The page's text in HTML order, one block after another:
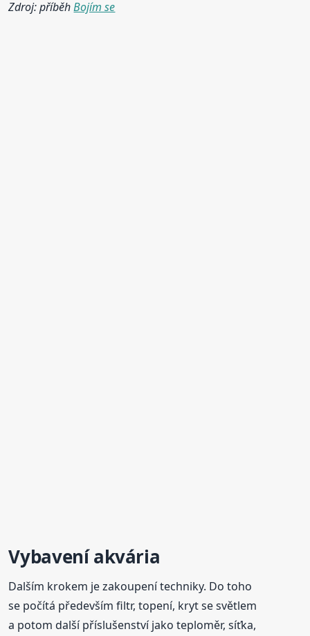
Zdroj: příběhBojím se
Vybavení akvária
Dalším krokem je zakoupení techniky. Do toho
se počítá především filtr, topení, kryt se světlem
a potom další příslušenství jako teploměr, síťka,